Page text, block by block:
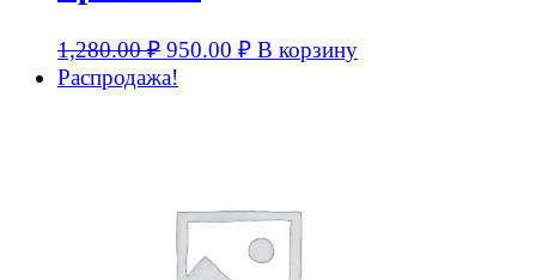
1,280.00₽ 950.00 ₽ В корзину
Распродажа!